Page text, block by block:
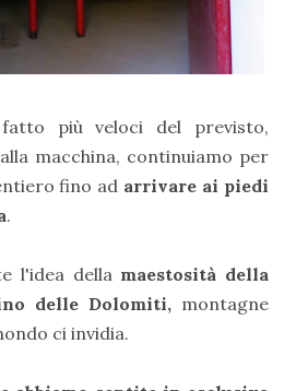
fatto più veloci del previsto,
macchina, continuiamo per
fino ad arrivare ai piedi
.
l'idea della maestosità della
delle Dolomiti, montagne
ci invidia.